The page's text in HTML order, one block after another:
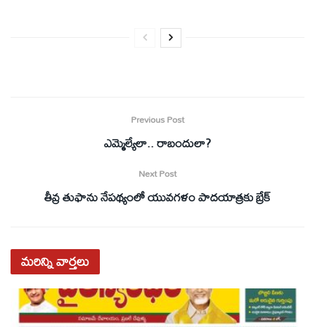
Previous Post
ఎమ్మెల్యేలా.. రాబందులా?
Next Post
తీవ్ర తుఫాను నేపథ్యంలో యువగళం పాదయాత్రకు బ్రేక్
మరిన్నివార్తలు